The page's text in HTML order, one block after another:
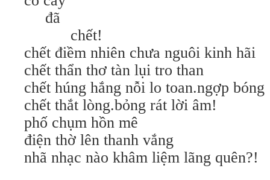
đã
chết!
chết điềm nhiên chưa nguôi kinh hãi
chết thẩn thơ tàn lụi tro than
chết húng hắng nỗi lo toan.ngợp bóng
chết thắt lòng.bỏng rát lời âm!
phố chụm hồn mê
điện thờ lên thanh vắng
nhã nhạc nào khâm liệm lãng quên?!